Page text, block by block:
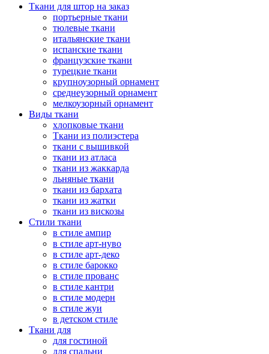
Ткани для штор на заказ
портьерные ткани
тюлевые ткани
итальянские ткани
испанские ткани
французские ткани
турецкие ткани
крупноузорный орнамент
среднеузорный орнамент
мелкоузорный орнамент
Виды ткани
хлопковые ткани
Ткани из полиэстера
ткани с вышивкой
ткани из атласа
ткани из жаккарда
льняные ткани
ткани из бархата
ткани из жатки
ткани из вискозы
Стили ткани
в стиле ампир
в стиле арт-нуво
в стиле арт-деко
в стиле барокко
в стиле прованс
в стиле кантри
в стиле модерн
в стиле жуи
в детском стиле
Ткани для
для гостиной
для спальни